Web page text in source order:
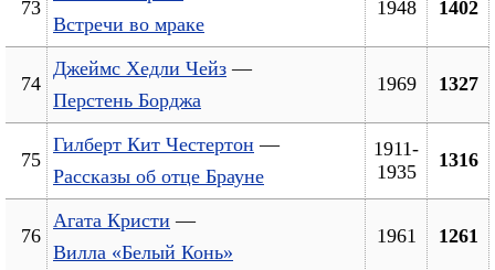
73
Встречи во мраке
1948 1402
74
Джеймс Хедли Чейз —
Перстень Борджа
1969 1327
75
Гилберт Кит Честертон —
Рассказы об отце Брауне
1911-
1935
1316
76
Агата Кристи —
Вилла «Белый Конь»
1961 1261